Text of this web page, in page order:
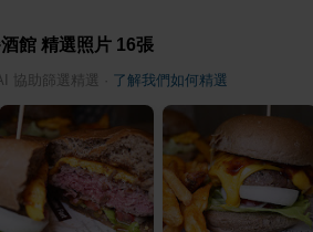
館 精選照片 16張
協助篩選精選 了解我們如何精選